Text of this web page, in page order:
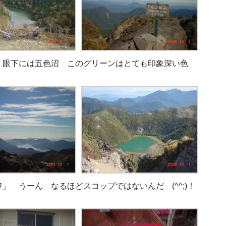
には五色沼 このグリーンはとても印象深い色
」 うーん なるほどスコップではないんだ (^^;)！